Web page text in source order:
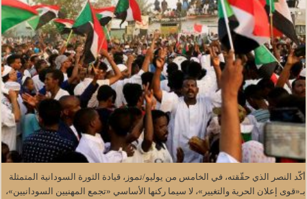
أكّد النصر الذي حقّقته، في الخامس من يوليو/تموز، قيادة الثورة السودانية المتمثلة
بـ«قوى إعلان الحرية والتغيير»، لا سيما ركنها الأساسي «تجمع المهنيين السودانيين»،